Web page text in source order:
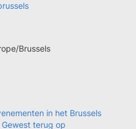
Brussels
in het Brussels
terug op